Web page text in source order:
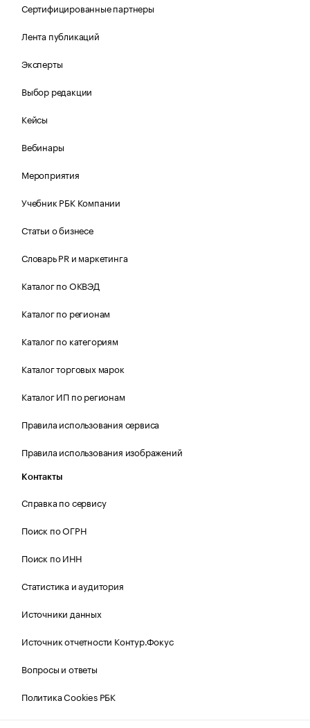
Сертифицированные партнеры
Лента публикаций
Эксперты
Выбор редакции
Кейсы
Вебинары
Мероприятия
Учебник РБК Компании
Статьи о бизнесе
Словарь PR и маркетинга
Каталог по ОКВЭД
Каталог по регионам
Каталог по категориям
Каталог торговых марок
Каталог ИП по регионам
Правила использования сервиса
Правила использования изображений
Контакты
Справка по сервису
Поиск по ОГРН
Поиск по ИНН
Статистика и аудитория
Источники данных
Источник отчетности Контур.Фокус
Вопросы и ответы
Политика Cookies РБК